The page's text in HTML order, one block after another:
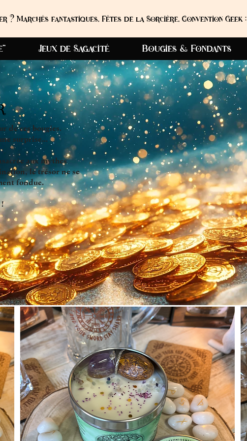
? Marchés fantastiques, Fêtes de la Sorcière, Convention Geek :
Jeux de Sagacité Bougies & Fondants
de ces bougies.
surprise...
aux mythes
le trésor ne se
fondue.
!